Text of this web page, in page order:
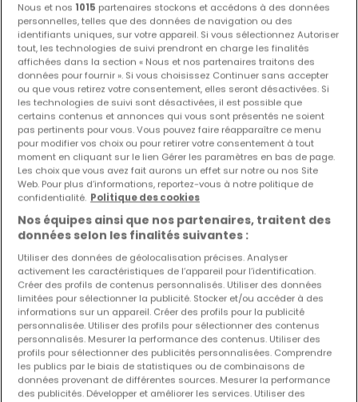
Vente maisons 2 chambres Marville
Vente maisons 2 chambres Merles-sur-Loison
Vente maisons 2 chambres Écouviez
Maison mitoyenne 4 pièces à vendre à Louppy-sur-
Loison(FR)
42 000 €
EXCLUSIVITÉ
Nous et nos 1015 partenaires stockons et accédons à des données
personnelles, telles que des données de navigation ou des
identifiants uniques, sur votre appareil. Si vous sélectionnez Autoriser
tout, les technologies de suivi prendront en charge les finalités
affichées dans la section « Nous et nos partenaires traitons des
données pour fournir ». Si vous choisissez Continuer sans accepter
ou que vous retirez votre consentement, elles seront désactivées. Si
les technologies de suivi sont désactivées, il est possible que
certains contenus et annonces qui vous sont présentés ne soient
pas pertinents pour vous. Vous pouvez faire réapparaître ce menu
pour modifier vos choix ou pour retirer votre consentement à tout
moment en cliquant sur le lien Gérer les paramètres en bas de page.
Les choix que vous avez fait aurons un effet sur notre ou nos Site
Web. Pour plus d’informations, reportez-vous à notre politique de
confidentialité. Politique des cookies
Nos équipes ainsi que nos partenaires, traitent des
données selon les finalités suivantes :
Utiliser des données de géolocalisation précises. Analyser
activement les caractéristiques de l’appareil pour l’identification.
Créer des profils de contenus personnalisés. Utiliser des données
limitées pour sélectionner la publicité. Stocker et/ou accéder à des
informations sur un appareil. Créer des profils pour la publicité
personnalisée. Utiliser des profils pour sélectionner des contenus
personnalisés. Mesurer la performance des contenus. Utiliser des
profils pour sélectionner des publicités personnalisées. Comprendre
les publics par le biais de statistiques ou de combinaisons de
données provenant de différentes sources. Mesurer la performance
des publicités. Développer et améliorer les services. Utiliser des